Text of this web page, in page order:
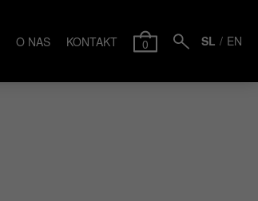
O NAS KONTAKT 0 SL EN